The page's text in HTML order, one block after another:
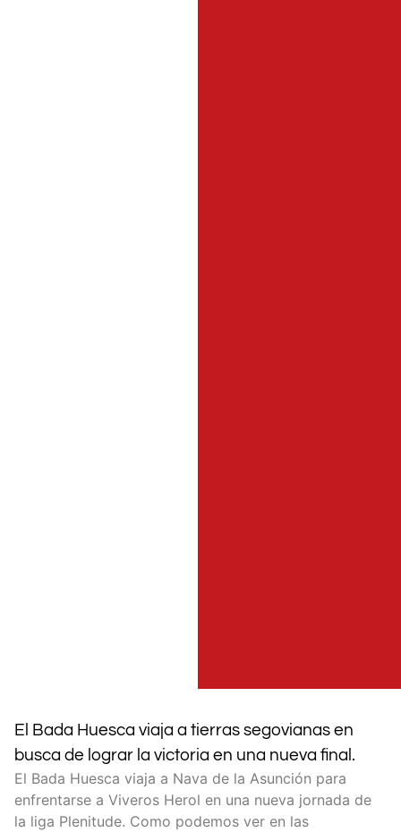
El Bada Huesca viaja a tierras segovianas en
busca de lograr la victoria en una nueva final.
El Bada Huesca viaja a Nava de la Asunción para
enfrentarse a Viveros Herol en una nueva jornada de
la liga Plenitude. Como podemos ver en las